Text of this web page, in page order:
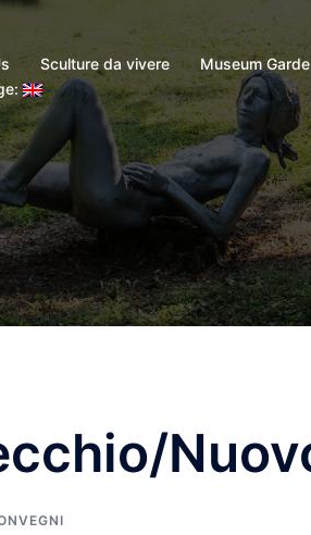
Sculture da vivere Museum